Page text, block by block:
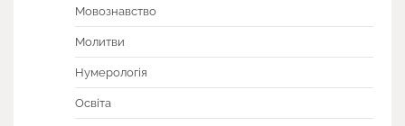
Мовознавство
Молитви
Нумерологія
Освіта